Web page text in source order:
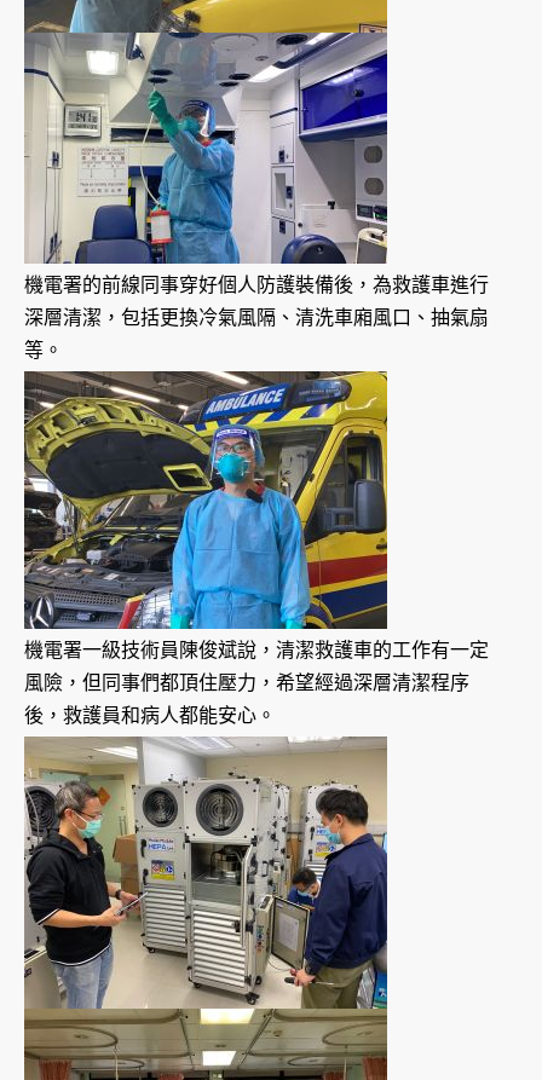
機電署的前線同事穿好個人防護裝備後，為救護車進行
深層清潔，包括更換冷氣風隔、清洗車廂風口、抽氣扇
等。
機電署一級技術員陳俊斌說，清潔救護車的工作有一定
風險，但同事們都頂住壓力，希望經過深層清潔程序
後，救護員和病人都能安心。